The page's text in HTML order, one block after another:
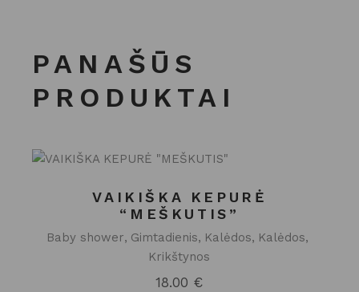
PANAŠŪS
PRODUKTAI
VAIKIŠKA KEPURĖ
“MEŠKUTIS”
Baby shower Gimtadienis Kalėdos
Kalėdos
Krikštynos
18.00 €